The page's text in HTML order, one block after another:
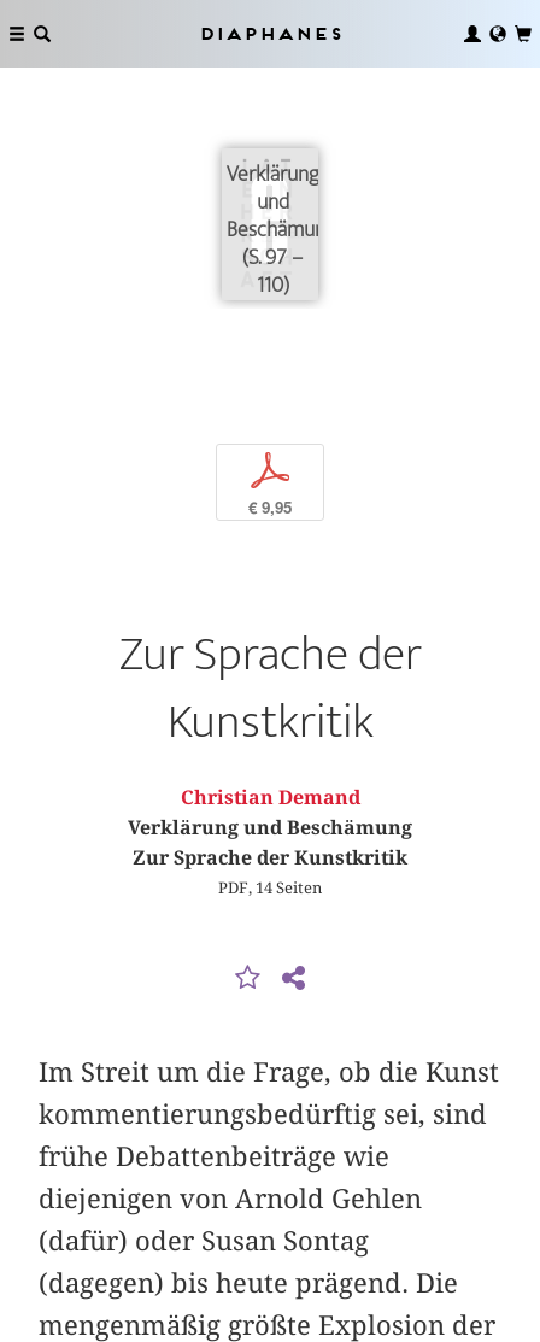
Diaphanes
Verklärung
und
Beschämung
(S. 97 –
110)
p
€ 9,95
Zur Sprache der
Kunstkritik
Christian Demand
Verklärung und Beschämung
Zur Sprache der Kunstkritik
PDF, 14 Seiten
Im Streit um die Frage, ob die Kunst
kommentierungsbedürftig sei, sind
frühe Debattenbeiträge wie
diejenigen von Arnold Gehlen
(dafür) oder Susan Sontag
(dagegen) bis heute prägend. Die
mengenmäßig größte Explosion der